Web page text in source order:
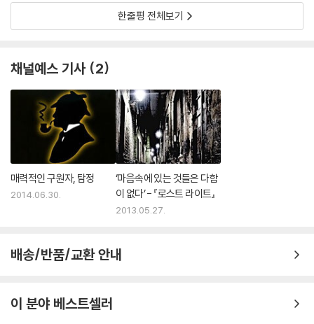
참혹함을 경험한 후 그는 LA로 돌아와 강력반 형사로 일하게 된다. 뛰어난
직관과 수사(특히 피해자)에 대한 열정으로 형사로서 그의 명성은 높아지
부와 FBI로부터 눈엣가시 같은 존재가 된다. 화가 히에로니머스 보슈는 지
상세계의 방탕함과 폭력을 종교적 색채를 가미해 묘사했는데 해리 보슈의
시각도 이와 비슷하다. 보슈는 자신이 가장 사랑하는 천사들의 도시 LA를
정화하기 위해 밤낮으로 애쓰지만 그 절망적인 상황이 나아질지에 대해 스
스로 의구심을 가지고 있다. 해리 보슈의 오른쪽 어깨에는 베트남전 참전
당시 새긴 쥐 문신이 있으며 머리카락은 살짝 은색을 띤 갈색, 눈동자는 거
의 검은 갈색이다. 재즈광인 보슈는 마이클 코넬리의 《링컨 차를 타는 변호
사》에 등장한 변호사 미키 할러와는 이복형제 사이이기도 하다.
준다. 에너지 넘치는 속도감과 매우 공들인 경찰소설로서의 위상도 높다.
그리고 분위기와 조연 캐릭터마저 풍부하고 감성적인 문장으로 묘사된
“마이클 코넬리의 이야기 구성 능력은 독보적이다. 코넬리의 이야기는 스
한줄평 전체보기
채널예스 기사 2
매력적인 구원자, 탐정
2014.06.30.
‘마음속에 있는 것들은 다함
이 없다’ - 『로스트 라이트』
2013.05.27.
배송/반품/교환 안내
이 분야 베스트셀러